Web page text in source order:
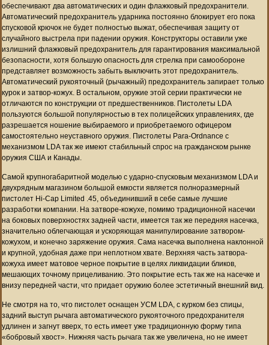
обеспечивают два автоматических и один флажковый предохранители.
Автоматический предохранитель ударника постоянно блокирует его пока
спусковой крючок не будет полностью выжат, обеспечивая защиту от
случайного выстрела при падении оружия. Конструкторы оставили уже
излишний флажковый предохранитель для гарантирования максимальной
безопасности, хотя большую опасность для стрелка при самообороне
представляет возможность забыть выключить этот предохранитель.
Автоматический рукояточный (рычажный) предохранитель запирает только
курок и затвор-кожух. В остальном, оружие этой серии практически не
отличаются по конструкции от предшественников. Пистолеты LDA
пользуются большой популярностью в тех полицейских управлениях, где
разрешается ношение выбираемого и приобретаемого офицером
самостоятельно неуставного оружия. Пистолеты Para-Ordnance с
механизмом LDA так же имеют стабильный спрос на гражданском рынке
оружия США и Канады.
Самой крупногабаритной моделью с ударно-спусковым механизмом LDA и
двухрядным магазином большой емкости является полноразмерный
пистолет Hi-Cap Limited .45, объединивший в себе самые лучшие
разработки компании. На затворе-кожухе, помимо традиционной насечки
на боковых поверхностях задней части, имеется так же передняя насечка,
значительно облегчающая и ускоряющая манипулирование затвором-
кожухом, и конечно заряжение оружия. Сама насечка выполнена наклонной
и крупной, удобная даже при неплотном хвате. Верхняя часть затвора-
кожуха имеет матовое черное покрытие в целях ликвидации бликов,
мешающих точному прицеливанию. Это покрытие есть так же на насечке и
внизу передней части, что придает оружию более эстетичный внешний вид.
Не смотря на то, что пистолет оснащен УСМ LDA, с курком без спицы,
задний выступ рычага автоматического рукояточного предохранителя
удлинен и загнут вверх, то есть имеет уже традиционную форму типа
«бобровый хвост». Нижняя часть рычага так же увеличена, но не имеет